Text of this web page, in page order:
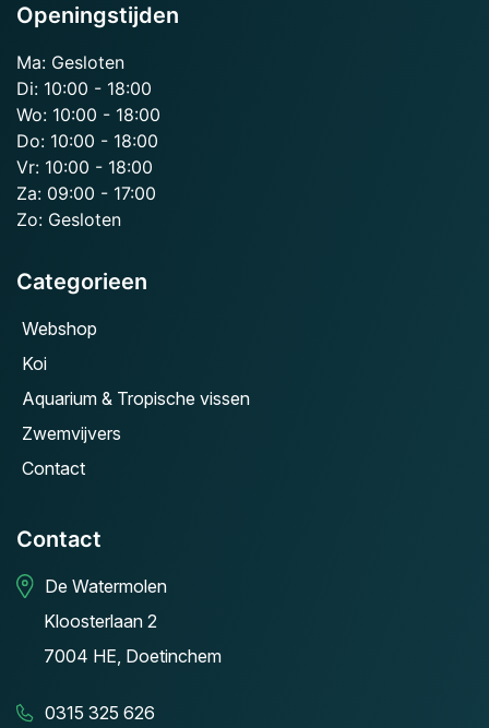
Openingstijden
Ma: Gesloten
Di: 10:00 - 18:00
Wo: 10:00 - 18:00
Do: 10:00 - 18:00
Vr: 10:00 - 18:00
Za: 09:00 - 17:00
Zo: Gesloten
Categorieen
Webshop
Koi
Aquarium & Tropische vissen
Zwemvijvers
Contact
Contact
De Watermolen
Kloosterlaan 2
7004 HE, Doetinchem
0315 325 626